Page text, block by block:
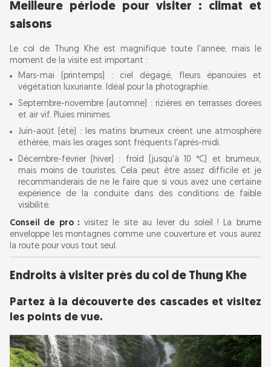
aventures à proximité
Meilleure période pour visiter : climat et
saisons
Le col de Thung Khe est magnifique toute l'année, mais le
moment de la visite est important :
Mars-mai (printemps) : ciel dégagé, fleurs épanouies et
végétation luxuriante. Idéal pour la photographie.
Septembre-novembre (automne) : rizières en terrasses dorées
et air vif. Pluies minimes.
Juin-août (été) : les matins brumeux créent une atmosphère
éthérée, mais les orages sont fréquents l'après-midi.
Décembre-février (hiver) : froid (jusqu'à 10 °C) et brumeux,
mais moins de touristes. Cela peut être assez difficile et je
recommanderais de ne le faire que si vous avez une certaine
expérience de la conduite dans des conditions de faible
visibilité.
Conseil de pro : visitez le site au lever du soleil ! La brume
enveloppe les montagnes comme une couverture et vous aurez
la route pour vous tout seul.
Endroits à visiter près du col de Thung Khe
Partez à la découverte des cascades et visitez
les points de vue.